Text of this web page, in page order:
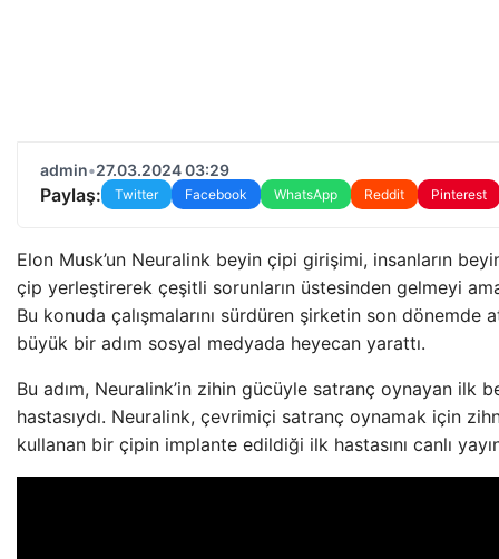
admin•27.03.2024 03:29
Paylaş: Twitter Facebook WhatsApp Reddit Pinterest
Elon Musk’un Neuralink beyin çipi girişimi, insanların
çip yerleştirerek çeşitli sorunların üstesinden gelmeyi
Bu konuda çalışmalarını sürdüren şirketin son dönemde
büyük bir adım sosyal medyada heyecan yarattı.
Bu adım, Neuralink’in zihin gücüyle satranç oynayan ilk
hastasıydı. Neuralink, çevrimiçi satranç oynamak için
kullanan bir çipin implante edildiği ilk hastasını canlı